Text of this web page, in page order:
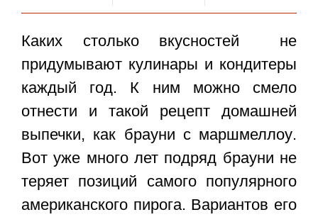
Каких столько вкусностей не
придумывают кулинары и кондитеры
каждый год. К ним можно смело
отнести и такой рецепт домашней
выпечки, как брауни с маршмеллоу.
Вот уже много лет подряд брауни не
теряет позиций самого популярного
американского пирога. Вариантов его